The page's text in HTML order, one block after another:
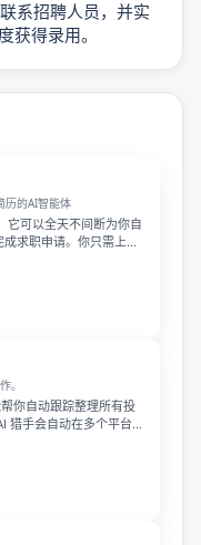
系招聘人员，并实
获得录用。
历的AI智能体
它可以全天不间断为你自
求职申请。你只需上传
。
你自动跟踪整理所有投
猎手会自动在多个平台搜